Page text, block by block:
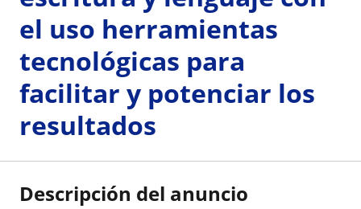
el uso herramientas
tecnológicas para
facilitar y potenciar los
resultados
Descripción del anuncio